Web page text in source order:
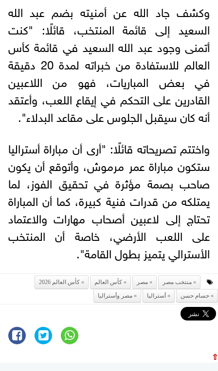
وكشف جاد الله عن أمنيته بضم عبد الله
السعيد إلى قائمة المنتخب، قائلًا: "كنت
أتمنى وجود عبد الله السعيد في قائمة كأس
العالم للاستفادة من خبراته لمدة 20 دقيقة
في بعض المباريات، فهو من اللاعبين
القادرين على التحكم في إيقاع اللعب، وأعتقد
أنه كان سيقبل الجلوس على مقاعد البدلاء".
واختتم تصريحاته قائلًا: "أرى أن مباراة أستراليا
ستكون مباراة عمر مرموش، وأتوقع أن يكون
صاحب بصمة مؤثرة في تحقيق الفوز، لما
يمتلكه من قدرات فنية كبيرة، كما أن المباراة
تحتاج إلى لاعبين أصحاب مهارات والاعتماد
على اللعب الأرضي، خاصة أن المنتخب
الأسترالي يتميز بطول القامة".
منتخب مصر مصر كأس العالم
كأس العالم 2026
حسام حسن
أستراليا مصر وأستراليا
⇧